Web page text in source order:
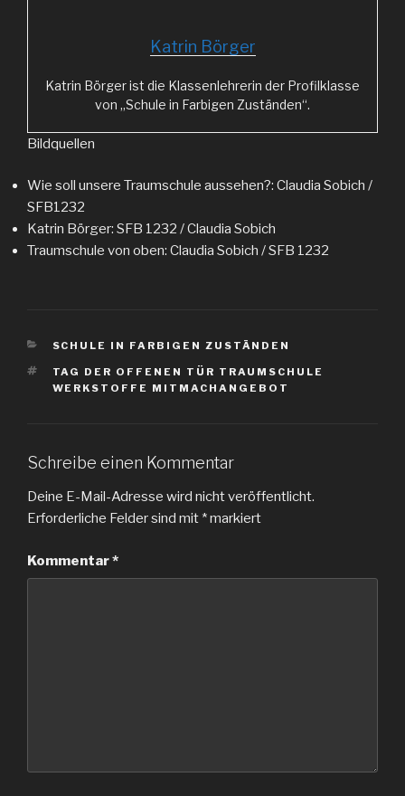
Katrin Börger
Katrin Börger ist die Klassenlehrerin der Profilklasse
von „Schule in Farbigen Zuständen“.
Bildquellen
Wie soll unsere Traumschule aussehen?: Claudia Sobich /
SFB1232
Katrin Börger: SFB 1232 / Claudia Sobich
Traumschule von oben: Claudia Sobich / SFB 1232
KATEGORIEN
SCHULE IN FARBIGEN ZUSTÄNDEN
SCHLAGWÖRTER
TAG DER OFFENEN TÜR TRAUMSCHULE
WERKSTOFFE MITMACHANGEBOT
Schreibe einen Kommentar
Deine E-Mail-Adresse wird nicht veröffentlicht.
Erforderliche Felder sind mit *markiert
Kommentar*